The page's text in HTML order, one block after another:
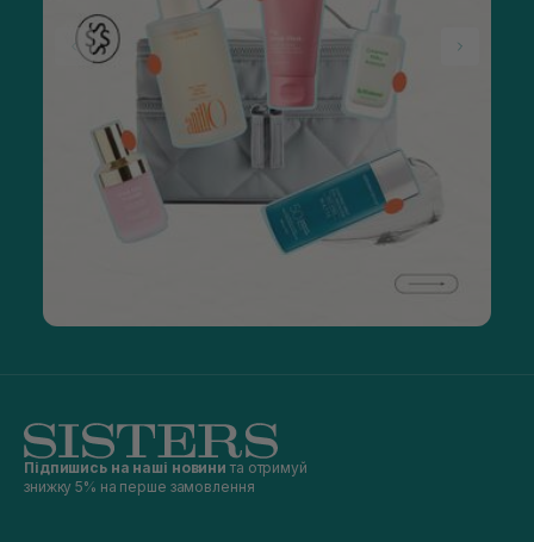
Підпишись на наші новини та отримуй
знижку 5% на перше замовлення